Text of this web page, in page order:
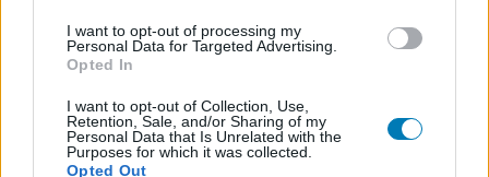
I want to opt-out of processing my
Personal Data for Targeted Advertising.
Opted In
I want to opt-out of Collection, Use,
Retention, Sale, and/or Sharing of my
Personal Data that Is Unrelated with the
Purposes for which it was collected.
Opted Out
A TV2-re jön az Angyalbőrben szellemi örököse, de itt